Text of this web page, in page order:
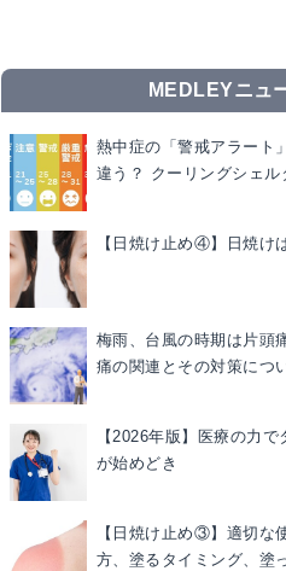
MEDLEYニュ
熱中症の「警戒アラート
違う？ クーリングシェル
【日焼け止め④】日焼け
梅雨、台風の時期は片頭
痛の関連とその対策につ
【2026年版】医療の力
が始めどき
【日焼け止め③】適切な
方、塗るタイミング、塗